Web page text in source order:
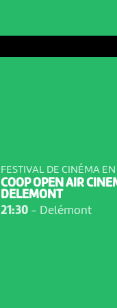
FESTIVAL DE CINÉMA
COOP OPEN AIR
DELEMONT
21:30- Delémont